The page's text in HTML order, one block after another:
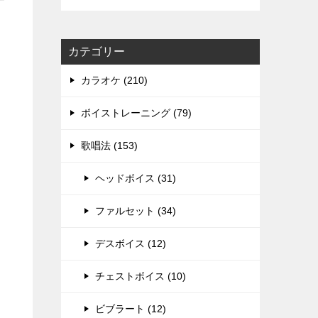
カテゴリー
カラオケ (210)
ボイストレーニング (79)
歌唱法 (153)
ヘッドボイス (31)
ファルセット (34)
デスボイス (12)
チェストボイス (10)
ビブラート (12)